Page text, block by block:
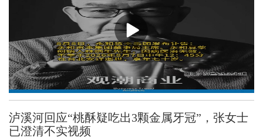
泸溪河回应“桃酥疑吃出3颗金属牙冠”，张女士
已澄清不实视频